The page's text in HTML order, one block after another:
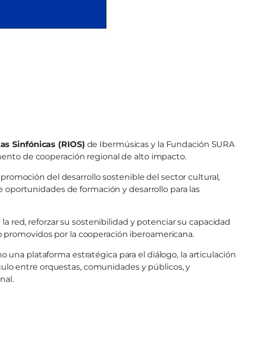
Sinfónicas (RIOS) de Ibermúsicas y la Fundación SURA
de cooperación regional de alto impacto.
del desarrollo sostenible del sector cultural,
de formación y desarrollo para las
red, reforzar su sostenibilidad y potenciar su capacidad
por la cooperación iberoamericana.
una plataforma estratégica para el diálogo, la articulación
entre orquestas, comunidades y públicos, y